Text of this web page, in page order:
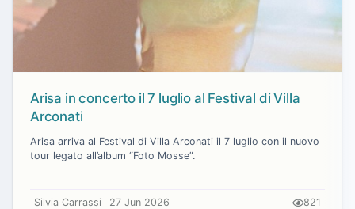
Arisa in concerto il 7 luglio al Festival di Villa
Arconati
Arisa arriva al Festival di Villa Arconati il 7 luglio con il nuovo
tour legato all’album “Foto Mosse”.
Silvia Carrassi 27 Jun 2026 821